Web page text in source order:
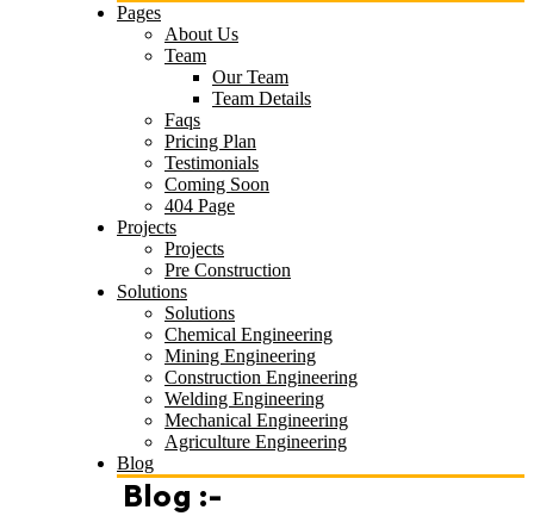
Pages
About Us
Team
Our Team
Team Details
Faqs
Pricing Plan
Testimonials
Coming Soon
404 Page
Projects
Projects
Pre Construction
Solutions
Solutions
Chemical Engineering
Mining Engineering
Construction Engineering
Welding Engineering
Mechanical Engineering
Agriculture Engineering
Blog
Blog :-